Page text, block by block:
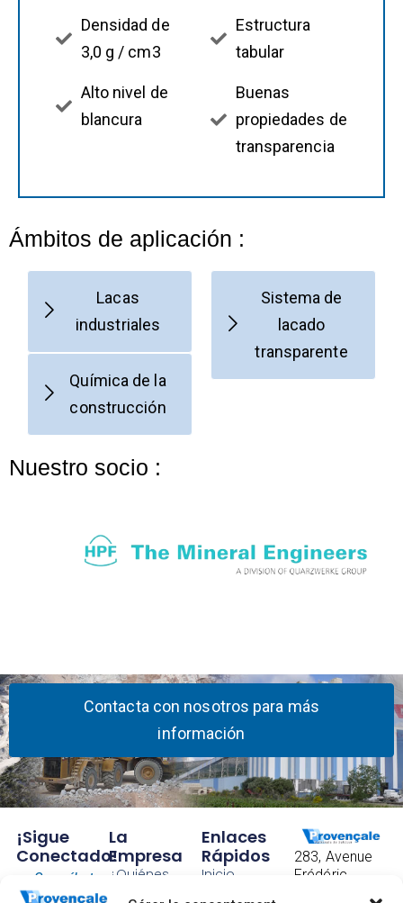
Densidad de
3,0 g / cm3
Alto nivel de
blancura
Estructura
tabular
Buenas
propiedades de
transparencia
Ámbitos de aplicación :
Lacas
industriales
Química de la
construcción
Sistema de
lacado
transparente
Nuestro socio :
Contacta con nosotros para más
información
283, Avenue
Frédéric
La
Empresa
¿Quiénes
Enlaces
Rápidos
Inicio
¡Sigue
Conectado!
Suscríbete